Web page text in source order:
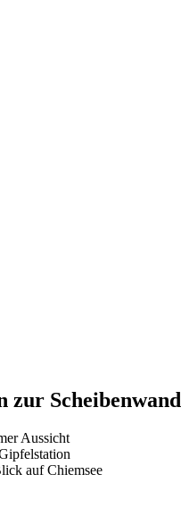
zur Scheibenwand
Aussicht
auf Chiemsee